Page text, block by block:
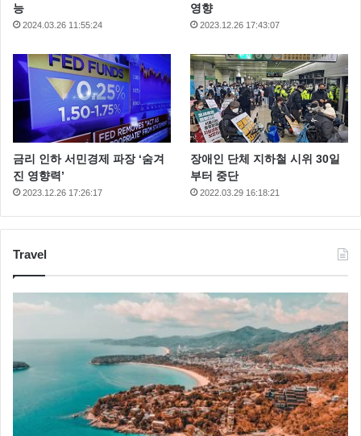
능
2024.03.26 11:55:24
영향
2023.12.26 17:43:07
금리 인하 서민경제 파장 ‘숨겨
진 영향력’
2023.12.26 17:26:17
장애인 단체 지하철 시위 30일
부터 중단
2022.03.29 16:18:21
Travel